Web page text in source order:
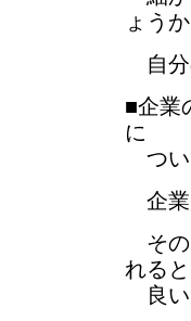
ょうか
自分
■企業
に
つい
企業
その
れると
良い